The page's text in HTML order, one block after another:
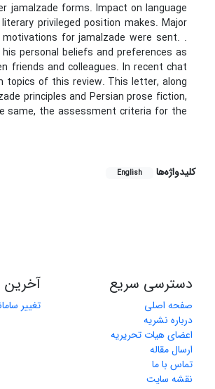
jamalzade forms. Impact on language
privileged position makes. Major
for jamalzade were sent. .
personal beliefs and preferences as
friends and colleagues. In recent chat
topics of this review. This letter, along
principles and Persian prose fiction,
same, the assessment criteria for the
کلیدواژه‌ها English
دسترسی سریع
صفحه اصلی
درباره نشریه
اعضای هیات تحریریه
ارسال مقاله
تماس با ما
نقشه سایت
آخرین
تغییر